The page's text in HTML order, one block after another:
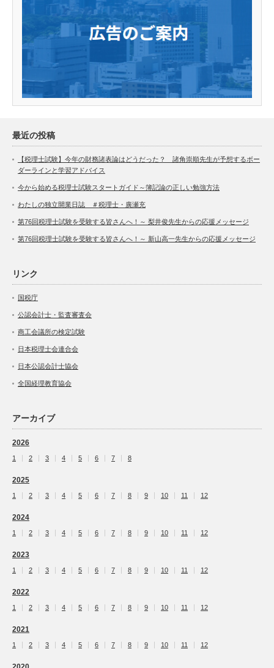
最近の投稿
【税理士試験】今年の財務諸表論はどうだった？ 諸角崇順先生が予想するボー
ダーラインと学習アドバイス
今から始める税理士試験スタートガイド～簿記論の正しい勉強方法
わたしの独立開業日誌 ＃税理士・廣瀬充
第76回税理士試験を受験する皆さんへ！～ 梨井俊先生からの応援メッセージ
第76回税理士試験を受験する皆さんへ！～ 新山高一先生からの応援メッセージ
リンク
国税庁
公認会計士・監査審査会
商工会議所の検定試験
日本税理士会連合会
日本公認会計士協会
全国経理教育協会
アーカイブ
2026
1 2 3 4 5 6 7 8
2025
1 2 3 4 5 6 7 8 9 10 11 12
2024
1 2 3 4 5 6 7 8 9 10 11 12
2023
1 2 3 4 5 6 7 8 9 10 11 12
2022
1 2 3 4 5 6 7 8 9 10 11 12
2021
1 2 3 4 5 6 7 8 9 10 11 12